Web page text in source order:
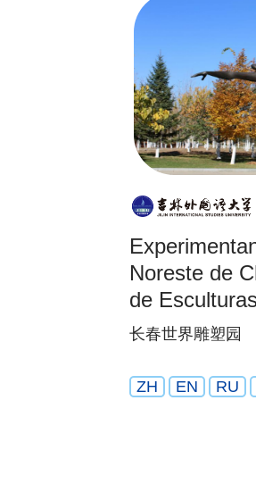
Noreste de
de
长春世界雕塑园
ZH EN RU